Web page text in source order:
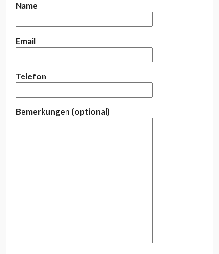
Name
Email
Telefon
Bemerkungen (optional)